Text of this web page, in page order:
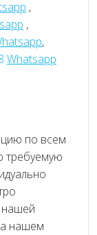
,
,
,
Whatsapp
по всем
требуемую
нашей
нашем